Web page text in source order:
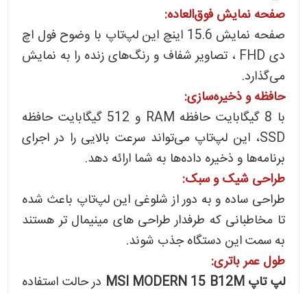
صفحه نمایش فوق‌العاده:
صفحه نمایش 15.6 اینچ این لپ‌تاپ با وضوح فول اچ
دی FHD ، تصاویر شفاف و رنگ‌های زنده را به نمایش
می‌گذارد.
حافظه و ذخیره‌سازی:
با 8 گیگابایت حافظه RAM و 512 گیگابایت حافظه
SSD، این لپ‌تاپ می‌تواند سرعت بالایی را در اجرای
برنامه‌ها و ذخیره داده‌ها به شما ارائه دهد.
طراحی شیک و سبک:
طراحی ساده و به دور از شلوغی این لپ‌تاپ باعث شده
تا مخاطبانی که طرفدار طراحی های مینیمال تر هستند
به سمت این دستگاه جذب شوند.
طول عمر باتری:
لپ تاپ MSI MODERN 15 B12M
در حالت استفاده